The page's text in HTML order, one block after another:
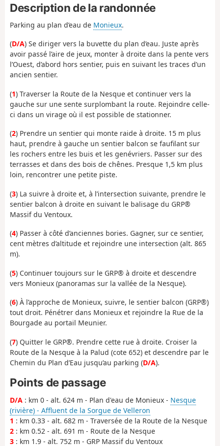
Description de la randonnée
Parking au plan d’eau de Monieux.
(D/A) Se diriger vers la buvette du plan d’eau. Juste après
avoir passé l’aire de jeux, monter à droite dans la pente vers
l’Ouest, d’abord hors sentier, puis en suivant les traces d’un
ancien sentier.
(1) Traverser la Route de la Nesque et continuer vers la
gauche sur une sente surplombant la route. Rejoindre celle-
ci dans un virage où il est possible de stationner.
(2) Prendre un sentier qui monte raide à droite. 15 m plus
haut, prendre à gauche un sentier balcon se faufilant sur
les rochers entre les buis et les genévriers. Passer sur des
terrasses et dans des bois de chênes. Presque 1,5 km plus
loin, rencontrer une petite piste.
(3) La suivre à droite et, à l’intersection suivante, prendre le
sentier balcon à droite en suivant le balisage du GRP®
Massif du Ventoux.
(4) Passer à côté d’anciennes bories. Gagner, sur ce sentier,
cent mètres d’altitude et rejoindre une intersection (alt. 865
m).
(5) Continuer toujours sur le GRP® à droite et descendre
vers Monieux (panoramas sur la vallée de la Nesque).
(6) À l’approche de Monieux, suivre, le sentier balcon (GRP®)
tout droit. Pénétrer dans Monieux et rejoindre la Rue de la
Bourgade au portail Meunier.
(7) Quitter le GRP®. Prendre cette rue à droite. Croiser la
Route de la Nesque à la Palud (cote 652) et descendre par le
Chemin du Plan d’Eau jusqu’au parking (D/A).
Points de passage
D/A : km 0 - alt. 624 m - Plan d'eau de Monieux - Nesque
(rivière) - Affluent de la Sorgue de Velleron
1 : km 0.33 - alt. 682 m - Traversée de la Route de la Nesque
2 : km 0.52 - alt. 691 m - Route de la Nesque
3 : km 1.9 - alt. 752 m - GRP Massif du Ventoux